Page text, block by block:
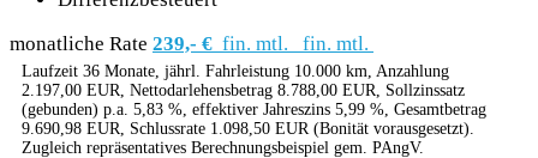
monatliche Rate 239,- € fin. mtl. fin. mtl.
Laufzeit 36 Monate, jährl. Fahrleistung 10.000 km, Anzahlung
2.197,00 EUR, Nettodarlehensbetrag 8.788,00 EUR, Sollzinssatz
(gebunden) p.a. 5,83 %, effektiver Jahreszins 5,99 %, Gesamtbetrag
9.690,98 EUR, Schlussrate 1.098,50 EUR (Bonität vorausgesetzt).
Zugleich repräsentatives Berechnungsbeispiel gem. PAngV.